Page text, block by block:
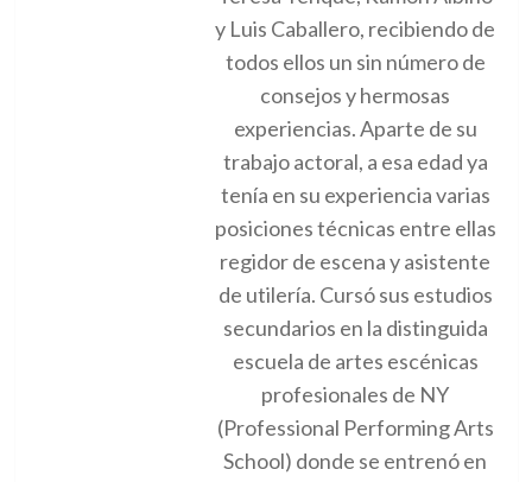
y Luis Caballero, recibiendo de
todos ellos un sin número de
consejos y hermosas
experiencias. Aparte de su
trabajo actoral, a esa edad ya
tenía en su experiencia varias
posiciones técnicas entre ellas
regidor de escena y asistente
de utilería. Cursó sus estudios
secundarios en la distinguida
escuela de artes escénicas
profesionales de NY
(Professional Performing Arts
School) donde se entrenó en